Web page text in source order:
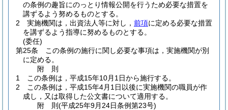
の条例の趣旨にのっとり情報公開を行うため必要な措置を
講ずるよう努めるものとする。
2
実施機関は，出資法人等に対し， 前項に定める必要な措置
を講ずるよう指導に努めるものとする。
(委任)
第25条
この条例の施行に関し必要な事項は，実施機関が別
に定める。
附 則
1
この条例は，平成15年10月1日から施行する。
2
この条例は，平成15年4月1日以後に実施機関の職員が作
成し，又は取得した公文書について適用する。
附 則(平成25年9月24日条例第23号)